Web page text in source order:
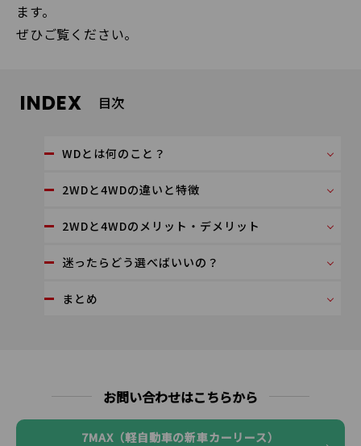
ます。
ぜひご覧ください。
INDEX 目次
WDとは何のこと？
2WDと4WDの違いと特徴
2WDと4WDのメリット・デメリット
迷ったらどう選べばいいの？
まとめ
お問い合わせはこちらから
7MAX（軽自動車の新車カーリース）